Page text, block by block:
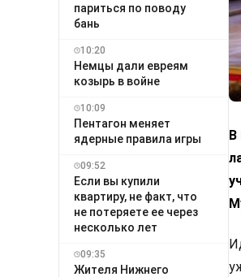
париться по поводу
бань
10:20
Немцы дали евреям
козырь в войне
10:09
Пентагон меняет
ядерные правила игры
09:52
Если вы купили
квартиру, не факт, что
не потеряете ее через
несколько лет
09:35
Жителя Нижнего
В